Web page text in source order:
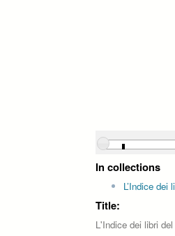
In collections
L’Indice dei
Title:
L'Indice dei libri